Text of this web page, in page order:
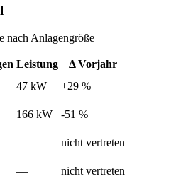
nach Anlagengröße
Leistung
Δ Vorjahr
47 kW
+29 %
166 kW
-51 %
—
nicht vertreten
—
nicht vertreten